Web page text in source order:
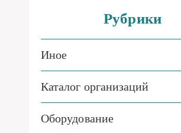
Рубрики
Иное
Каталог организаций
Оборудование